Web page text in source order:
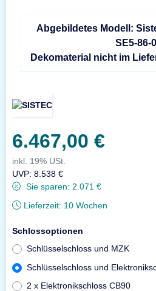
Abgebildetes Modell:
SE5-86-0
Dekomaterial nicht im
6.467,00 €
inkl. 19% USt.
UVP: 8.538 €
Sie sparen: 2.071 €
Lieferzeit: 10 Wochen
Schlossoptionen
Schlüsselschloss und MZK
Schlüsselschloss und
2 x Elektronikschloss CB90